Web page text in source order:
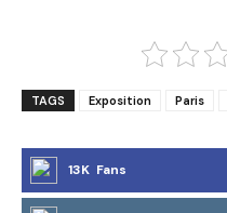
TAGS Exposition Paris
13K Fans